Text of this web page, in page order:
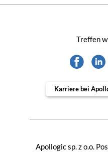
Apollogic sp. z o.o.
Treffen
Karriere bei